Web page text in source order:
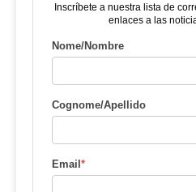
Inscríbete a nuestra lista de
enlaces a las
Nome/Nombre
Cognome/Apellido
Email*